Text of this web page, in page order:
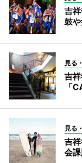
吉
鼓
見る
吉
「
見る
吉
会